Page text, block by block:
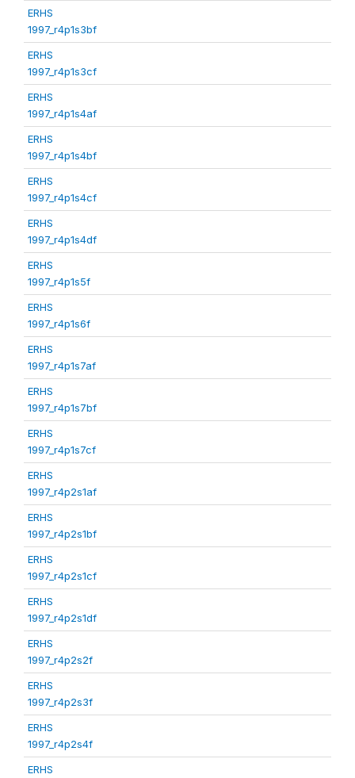
ERHS
1997_r4p1s3bf
ERHS
1997_r4p1s3cf
ERHS
1997_r4p1s4af
ERHS
1997_r4p1s4bf
ERHS
1997_r4p1s4cf
ERHS
1997_r4p1s4df
ERHS
1997_r4p1s5f
ERHS
1997_r4p1s6f
ERHS
1997_r4p1s7af
ERHS
1997_r4p1s7bf
ERHS
1997_r4p1s7cf
ERHS
1997_r4p2s1af
ERHS
1997_r4p2s1bf
ERHS
1997_r4p2s1cf
ERHS
1997_r4p2s1df
ERHS
1997_r4p2s2f
ERHS
1997_r4p2s3f
ERHS
1997_r4p2s4f
ERHS